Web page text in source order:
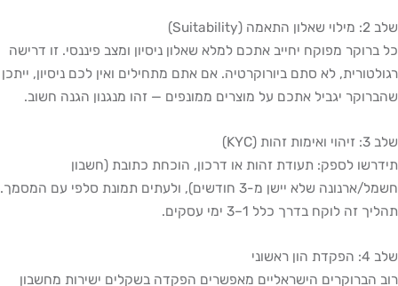
שלב 2: מילוי שאלון התאמה (Suitability)
כל ברוקר מפוקח יחייב אתכם למלא שאלון ניסיון ומצב פיננסי. זו דרישה
רגולטורית, לא סתם ביורוקרטיה. אם אתם מתחילים ואין לכם ניסיון, ייתכן
שהברוקר יגביל אתכם על מוצרים ממונפים — זהו מנגנון הגנה חשוב.
שלב 3: זיהוי ואימות זהות (KYC)
תידרשו לספק: תעודת זהות או דרכון, הוכחת כתובת (חשבון
חשמל/ארנונה שלא יישן מ-3 חודשים), ולעתים תמונת סלפי עם המסמך.
תהליך זה לוקח בדרך כלל 1–3 ימי עסקים.
שלב 4: הפקדת הון ראשוני
רוב הברוקרים הישראליים מאפשרים הפקדה בשקלים ישירות מחשבון